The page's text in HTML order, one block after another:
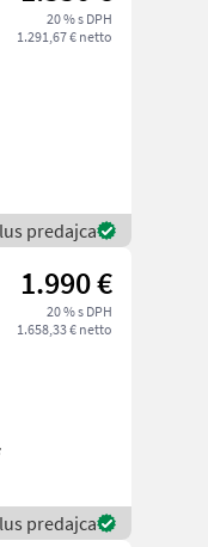
20 % s DPH
1.291,67 € netto
predajca
1.990 €
20 % s DPH
1.658,33 € netto
predajca